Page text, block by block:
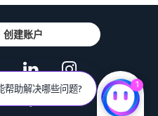
创建账户
帮助解决哪些问题? 1